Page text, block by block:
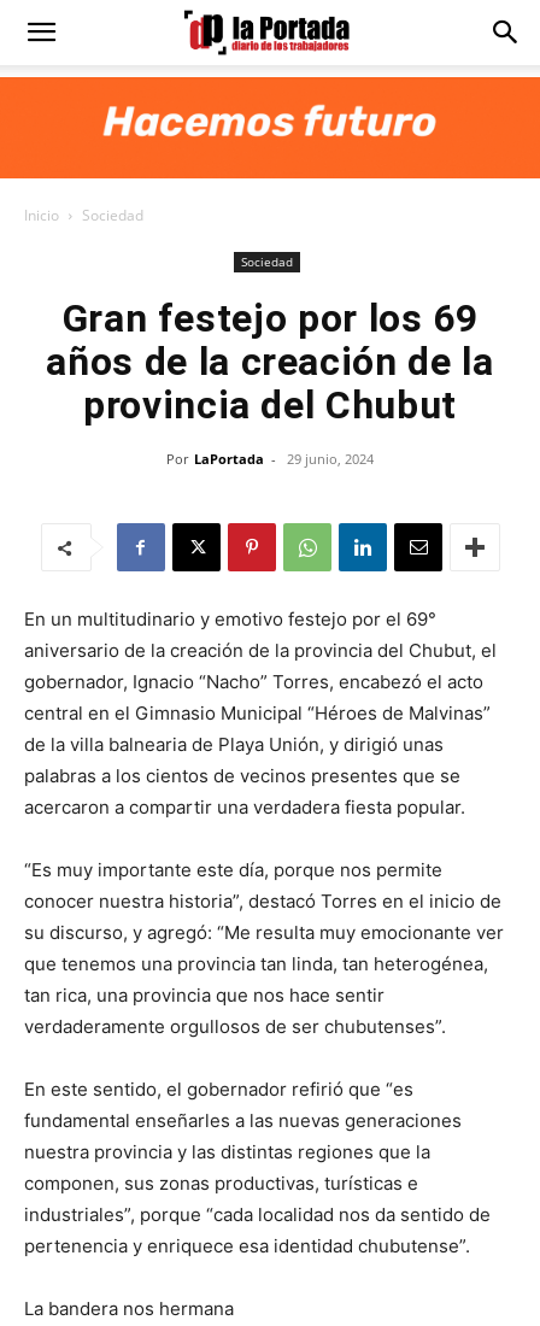
Diario
Inicio Sociedad
Sociedad
Gran festejo por los 69
años de la creación de la
provincia del Chubut
Por LaPortada - 29 junio, 2024
En un multitudinario y emotivo festejo por el 69°
aniversario de la creación de la provincia del Chubut, el
gobernador, Ignacio “Nacho” Torres, encabezó el acto
central en el Gimnasio Municipal “Héroes de Malvinas”
de la villa balnearia de Playa Unión, y dirigió unas
palabras a los cientos de vecinos presentes que se
acercaron a compartir una verdadera fiesta popular.
“Es muy importante este día, porque nos permite
conocer nuestra historia”, destacó Torres en el inicio de
su discurso, y agregó: “Me resulta muy emocionante ver
que tenemos una provincia tan linda, tan heterogénea,
tan rica, una provincia que nos hace sentir
verdaderamente orgullosos de ser chubutenses”.
En este sentido, el gobernador refirió que “es
fundamental enseñarles a las nuevas generaciones
nuestra provincia y las distintas regiones que la
componen, sus zonas productivas, turísticas e
industriales”, porque “cada localidad nos da sentido de
pertenencia y enriquece esa identidad chubutense”.
La bandera nos hermana